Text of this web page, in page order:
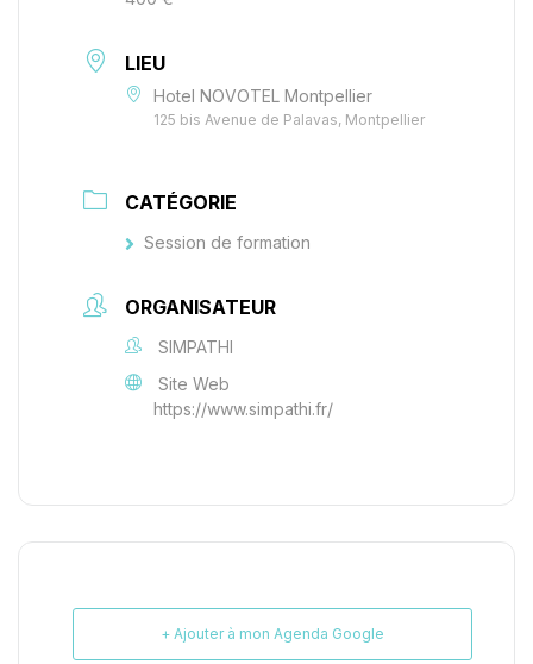
LIEU
Hotel NOVOTEL Montpellier
125 bis Avenue de Palavas, Montpellier
CATÉGORIE
Session de formation
ORGANISATEUR
SIMPATHI
Site Web
https://www.simpathi.fr/
+ Ajouter à mon Agenda Google